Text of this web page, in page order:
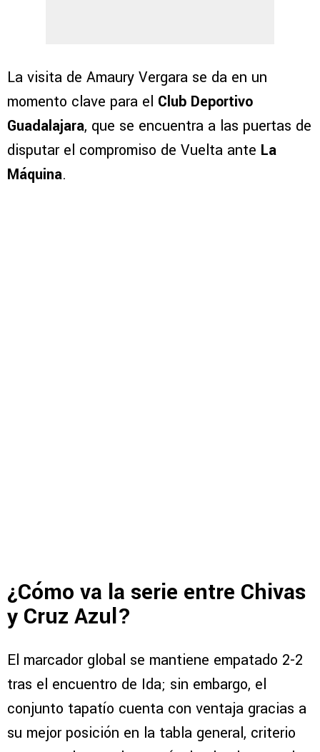
La visita de Amaury Vergara se da en un
momento clave para el Club Deportivo
Guadalajara, que se encuentra a las puertas de
disputar el compromiso de Vuelta ante La
Máquina.
¿Cómo va la serie entre Chivas
y Cruz Azul?
El marcador global se mantiene empatado 2-2
tras el encuentro de Ida; sin embargo, el
conjunto tapatío cuenta con ventaja gracias a
su mejor posición en la tabla general, criterio